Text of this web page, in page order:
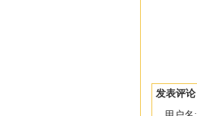
发表评论